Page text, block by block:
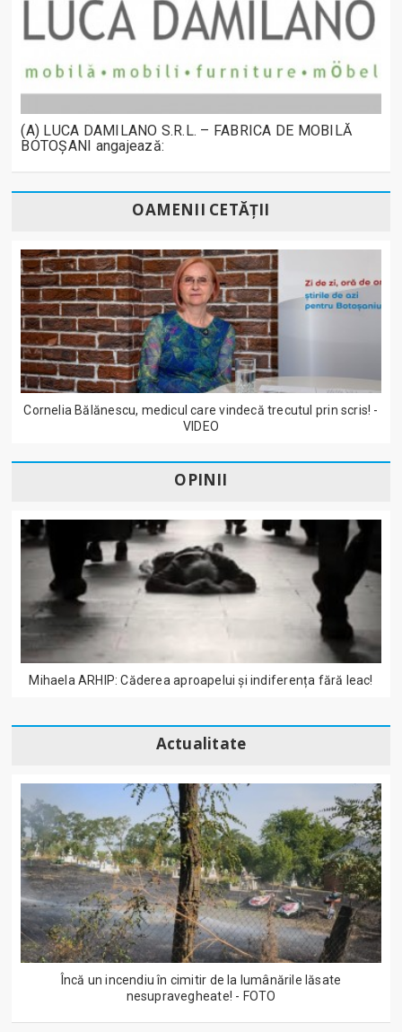
(A) LUCA DAMILANO S.R.L. – FABRICA DE MOBILĂ
BOTOȘANI angajează:
OAMENII CETĂȚII
Cornelia Bălănescu, medicul care vindecă trecutul prin scris! -
VIDEO
OPINII
Mihaela ARHIP: Căderea aproapelui și indiferența fără leac!
Actualitate
Încă un incendiu în cimitir de la lumânările lăsate
nesupravegheate! - FOTO